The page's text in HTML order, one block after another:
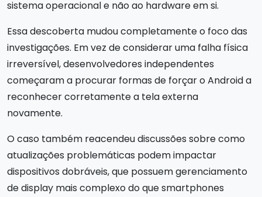
sistema operacional e não ao hardware em si.
Essa descoberta mudou completamente o foco das
investigações. Em vez de considerar uma falha física
irreversível, desenvolvedores independentes
começaram a procurar formas de forçar o Android a
reconhecer corretamente a tela externa
novamente.
O caso também reacendeu discussões sobre como
atualizações problemáticas podem impactar
dispositivos dobráveis, que possuem gerenciamento
de display mais complexo do que smartphones